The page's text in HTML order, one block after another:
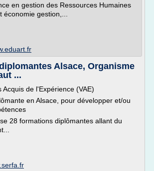
en gestion des Ressources Humaines
économie gestion,...
Alsace, Organisme
...
Acquis de l'Expérience (VAE)
en Alsace, pour développer et/ou
28 formations diplômantes allant du